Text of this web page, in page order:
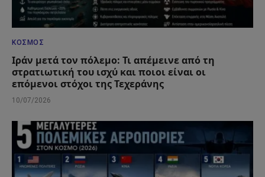
ΚΌΣΜΟΣ
Ιράν μετά τον πόλεμο: Τι απέμεινε από τη
στρατιωτική του ισχύ και ποιοι είναι οι
επόμενοι στόχοι της Τεχεράνης
10/07/2026